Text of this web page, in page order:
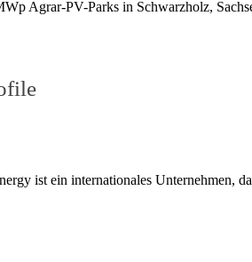
Agrar-PV-Parks in Schwarzholz,
ist ein internationales Unternehmen,